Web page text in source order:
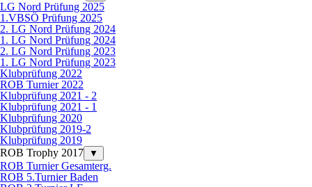
LG Nord Prüfung 2025
1.VBSÖ Prüfung 2025
2. LG Nord Prüfung 2024
1. LG Nord Prüfung 2024
2. LG Nord Prüfung 2023
1. LG Nord Prüfung 2023
Klubprüfung 2022
ROB Turnier 2022
Klubprüfung 2021 - 2
Klubprüfung 2021 - 1
Klubprüfung 2020
Klubprüfung 2019-2
Klubprüfung 2019
ROB Trophy 2017
▼
ROB Turnier Gesamterg.
ROB 5.Turnier Baden